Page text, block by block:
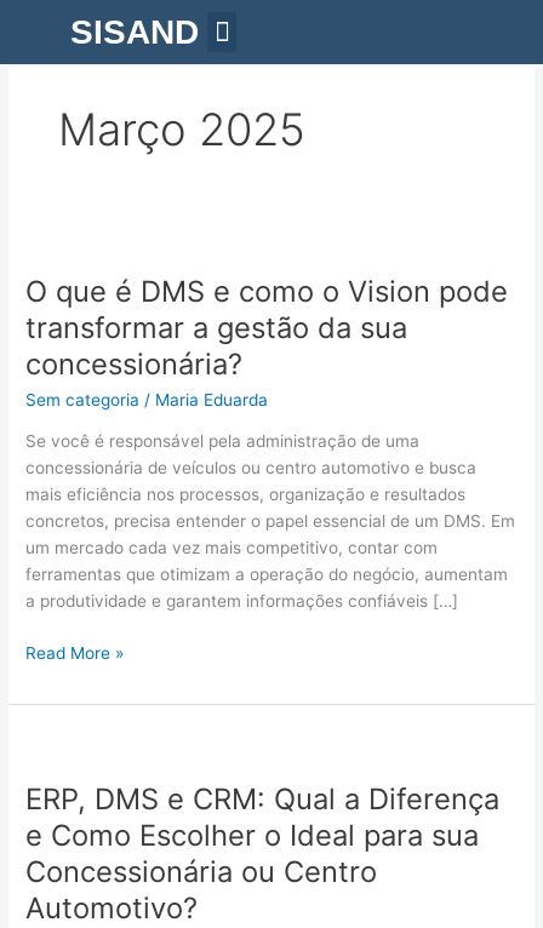
o
SISAND
Março 2025
O que é DMS e como o Vision pode
transformar a gestão da sua
concessionária?
Sem categoria / Maria Eduarda
Se você é responsável pela administração de uma
concessionária de veículos ou centro automotivo e busca
mais eficiência nos processos, organização e resultados
concretos, precisa entender o papel essencial de um DMS. Em
um mercado cada vez mais competitivo, contar com
ferramentas que otimizam a operação do negócio, aumentam
a produtividade e garantem informações confiáveis […]
é
DMS
e
como
o
pode
transformar
a
gestão
da
sua
concessionária?
Read More »
ERP, DMS e CRM: Qual a Diferença
e Como Escolher o Ideal para sua
Concessionária ou Centro
Automotivo?
e
CRM:
Qual
a
Diferença